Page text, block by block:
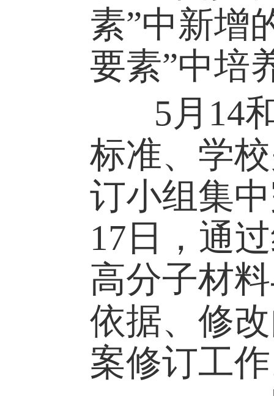
和认证标
持续”“净
养方案
素”中新
要素”中
5月14和
标准、学
订小组集